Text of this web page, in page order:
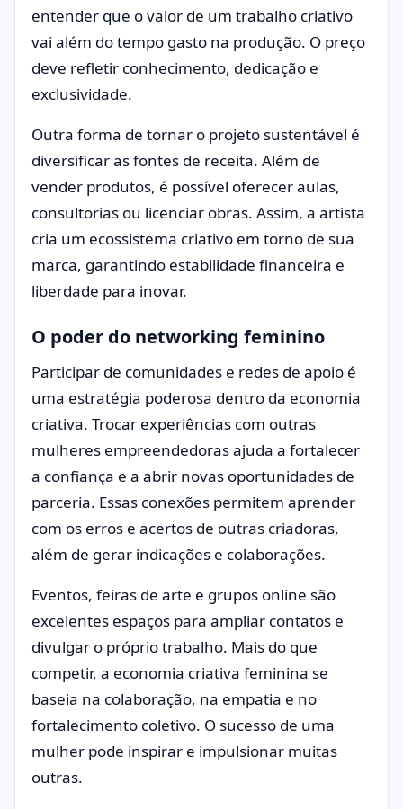
entender que o valor de um trabalho criativo
vai além do tempo gasto na produção. O preço
deve refletir conhecimento, dedicação e
exclusividade.
Outra forma de tornar o projeto sustentável é
diversificar as fontes de receita. Além de
vender produtos, é possível oferecer aulas,
consultorias ou licenciar obras. Assim, a artista
cria um ecossistema criativo em torno de sua
marca, garantindo estabilidade financeira e
liberdade para inovar.
O poder do networking feminino
Participar de comunidades e redes de apoio é
uma estratégia poderosa dentro da economia
criativa. Trocar experiências com outras
mulheres empreendedoras ajuda a fortalecer
a confiança e a abrir novas oportunidades de
parceria. Essas conexões permitem aprender
com os erros e acertos de outras criadoras,
além de gerar indicações e colaborações.
Eventos, feiras de arte e grupos online são
excelentes espaços para ampliar contatos e
divulgar o próprio trabalho. Mais do que
competir, a economia criativa feminina se
baseia na colaboração, na empatia e no
fortalecimento coletivo. O sucesso de uma
mulher pode inspirar e impulsionar muitas
outras.